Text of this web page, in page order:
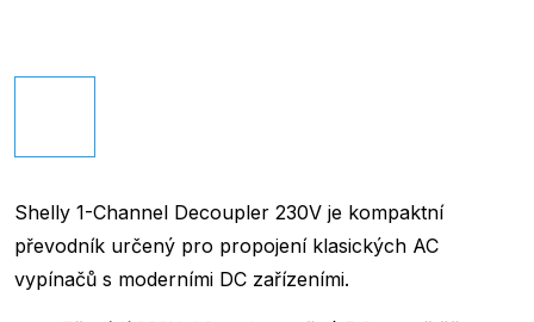
Shelly 1-Channel Decoupler 230V je kompaktní
převodník určený pro propojení klasických AC
vypínačů s moderními DC zařízeními.